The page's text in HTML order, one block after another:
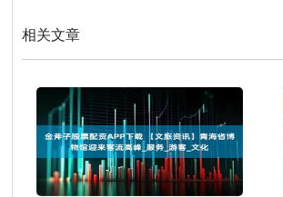
相关文章